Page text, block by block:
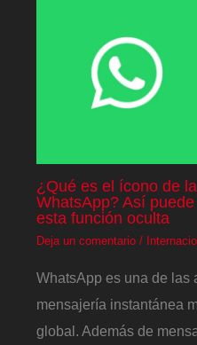
¿Qué es el ícono de
WhatsApp? Así
esta función oculta
Deja un comentario /
WhatsApp es una de las
mensajería instantánea
global. Además de